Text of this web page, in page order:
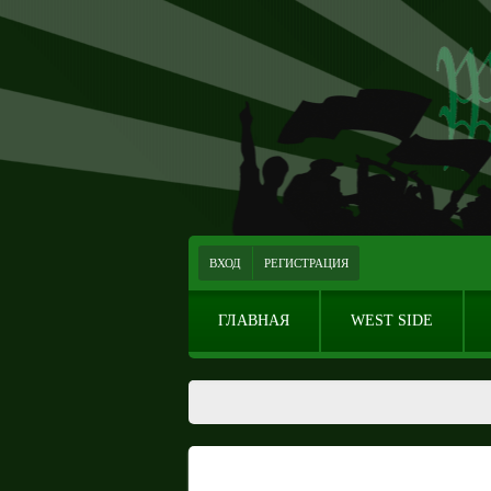
ВХОД РЕГИСТРАЦИЯ
ГЛАВНАЯ WEST SIDE